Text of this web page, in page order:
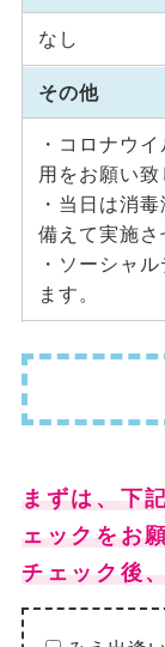
なし
その他
・コロナウ
用をお願い致
・当日は消
備えて実施さ
・ソーシャ
ます。
まずは、下
ェックをお
チェック後